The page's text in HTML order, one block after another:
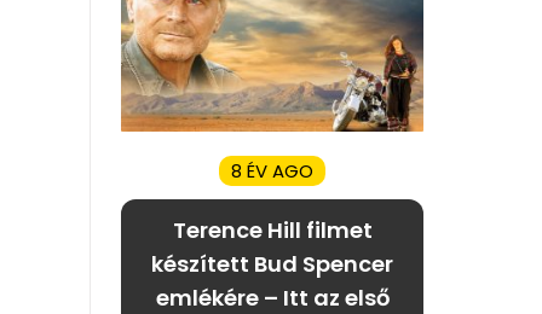
8 ÉV AGO
Terence Hill filmet
készített Bud Spencer
emlékére – Itt az első